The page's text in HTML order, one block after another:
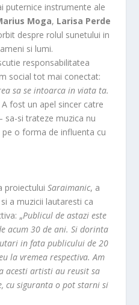
puternice instrumente ale
Moga, Larisa Perde
despre rolul sunetului in
si lumi.
responsabilitatea
social tot mai conectat:
sa se intoarca in viata ta.
A fost un apel sincer catre
sa-si trateze muzica nu
o forma de influenta cu
proiectuluiSaraimanic, a
a muzicii lautaresti ca
„Publicul de astazi este
acum 30 de ani. Si dorinta
in fata publicului de 20
la vremea respectiva. Am
acesti artisti au reusit sa
cu siguranta o pot starni si